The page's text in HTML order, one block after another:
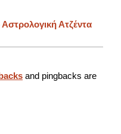
Ατζέντα
and pingbacks are